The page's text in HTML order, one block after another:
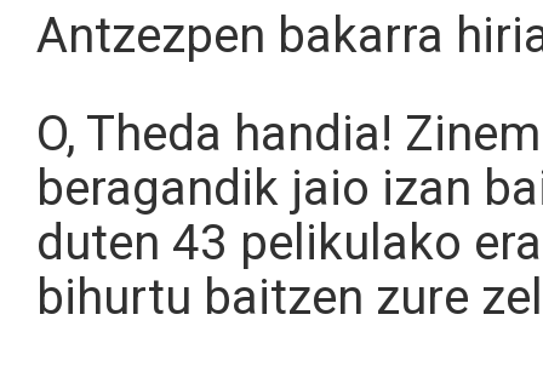
Antzezpen bakarra
O, Theda handia!
beragandik jaio izan
duten 43 pelikulako
bihurtu baitzen zure